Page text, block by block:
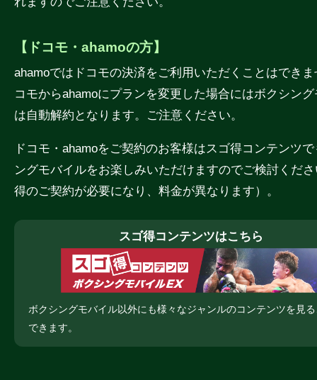
【ドコモ・ahamoの方】
ahamoではドコモの決済をご利用いただくことはでき
コモからahamoにプランを変更した場合にはボクシン
は自動解約となります。ご注意ください。
ドコモ・ahamoをご契約のお客様はスゴ得コンテンツ
ングモバイルをお楽しみいただけますのでご検討くだ
得のご契約が必要になり、料金が異なります）。
スゴ得コンテンツはこちら
ボクシングモバイル以外にも様々なジャンルのコンテンツを見
できます。